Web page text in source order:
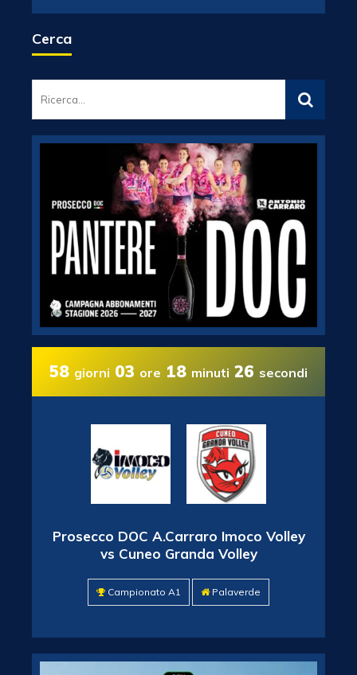
Cerca
58 giorni 03 ore 18 minuti 25 secondi
Prosecco DOC A.Carraro Imoco Volley
vs Cuneo Granda Volley
Campionato A1 Palaverde